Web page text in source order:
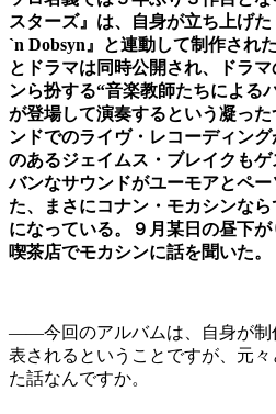
スターズ』は、自身が立ち上げ
`n Dobsyn』と連動して制作され
とドラマは同時公開され、ドラ
ンら扮する“音楽教師たちによる
が登場して演奏するという凝っ
ンドでのライヴ・レコーディン
のあるジェイムス・ブレイクも
バンなサウンドがユーモアとペ
た、まさにコナン・モカシンな
になっている。９月某日の昼下
喫茶店でモカシンに話を聞いた。
――今回のアルバムは、自身が制
表されるということですが、元
た話なんですか。